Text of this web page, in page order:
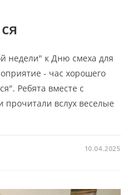
недели" к Дню смеха для
- час хорошего
Ребята вместе с
вслух веселые
10.04.2025